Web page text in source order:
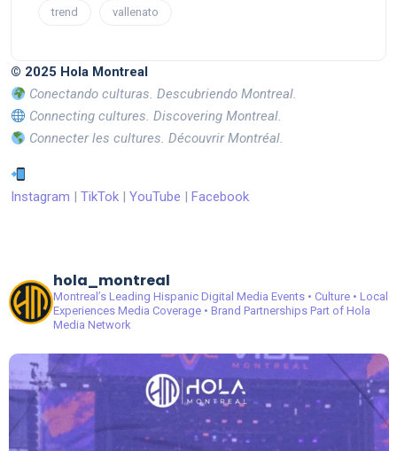
trend vallenato
© 2025 Hola Montreal
Conectando culturas. Descubriendo Montreal.
Connecting cultures. Discovering Montreal.
Connecter les cultures. Découvrir Montréal.
Instagram | TikTok | YouTube | Facebook
hola_montreal
Montreal’s Leading Hispanic Digital Media Events • Culture • Local
ExperiencesMedia Coverage • Brand PartnershipsPart of Hola
Media Network